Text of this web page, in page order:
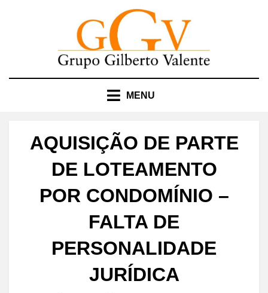
MENU
AQUISIÇÃO DE PARTE
DE LOTEAMENTO
POR CONDOMÍNIO –
FALTA DE
PERSONALIDADE
JURÍDICA